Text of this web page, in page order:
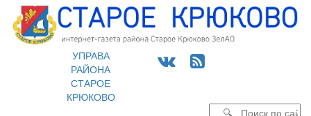
УПРАВА
РАЙОНА
СТАРОЕ
КРЮКОВО